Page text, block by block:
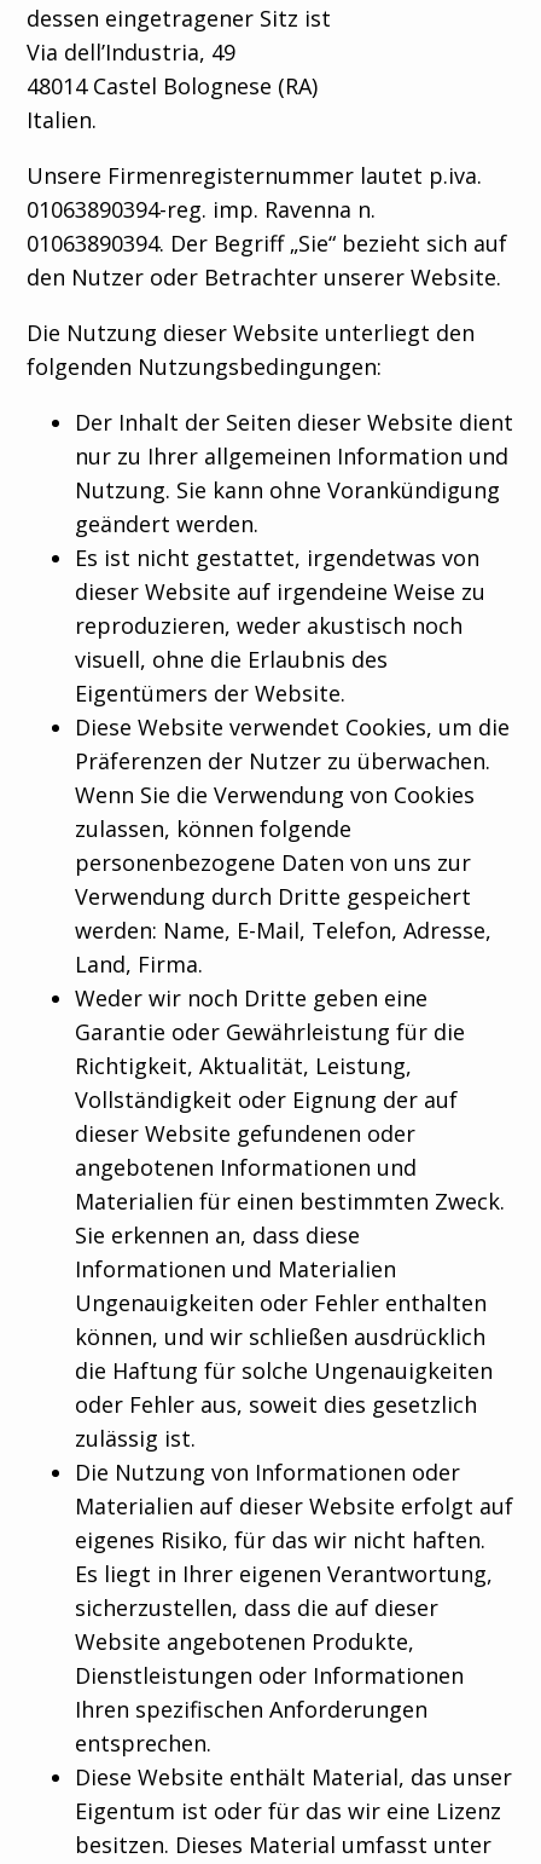
Italiano
Français
Español
dessen eingetragener Sitz ist
Via dell’Industria, 49
48014 Castel Bolognese (RA)
Italien.
Unsere Firmenregisternummer lautet p.iva.
01063890394-reg. imp. Ravenna n.
01063890394. Der Begriff „Sie“ bezieht sich auf
den Nutzer oder Betrachter unserer Website.
Die Nutzung dieser Website unterliegt den
folgenden Nutzungsbedingungen:
Der Inhalt der Seiten dieser Website dient
nur zu Ihrer allgemeinen Information und
Nutzung. Sie kann ohne Vorankündigung
geändert werden.
Es ist nicht gestattet, irgendetwas von
dieser Website auf irgendeine Weise zu
reproduzieren, weder akustisch noch
visuell, ohne die Erlaubnis des
Eigentümers der Website.
Diese Website verwendet Cookies, um die
Präferenzen der Nutzer zu überwachen.
Wenn Sie die Verwendung von Cookies
zulassen, können folgende
personenbezogene Daten von uns zur
Verwendung durch Dritte gespeichert
werden: Name, E-Mail, Telefon, Adresse,
Land, Firma.
Weder wir noch Dritte geben eine
Garantie oder Gewährleistung für die
Richtigkeit, Aktualität, Leistung,
Vollständigkeit oder Eignung der auf
dieser Website gefundenen oder
angebotenen Informationen und
Materialien für einen bestimmten Zweck.
Sie erkennen an, dass diese
Informationen und Materialien
Ungenauigkeiten oder Fehler enthalten
können, und wir schließen ausdrücklich
die Haftung für solche Ungenauigkeiten
oder Fehler aus, soweit dies gesetzlich
zulässig ist.
Die Nutzung von Informationen oder
Materialien auf dieser Website erfolgt auf
eigenes Risiko, für das wir nicht haften.
Es liegt in Ihrer eigenen Verantwortung,
sicherzustellen, dass die auf dieser
Website angebotenen Produkte,
Dienstleistungen oder Informationen
Ihren spezifischen Anforderungen
entsprechen.
Diese Website enthält Material, das unser
Eigentum ist oder für das wir eine Lizenz
besitzen. Dieses Material umfasst unter